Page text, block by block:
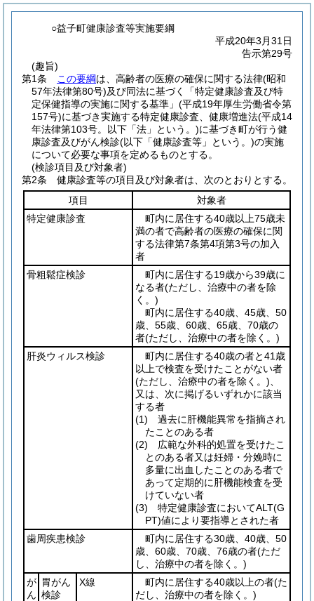
○益子町健康診査等実施要綱
平成20年3月31日
告示第29号
(趣旨)
第1条
この要綱は、高齢者の医療の確保に関する法律(昭和
57年法律第80号)及び同法に基づく「特定健康診査及び特
定保健指導の実施に関する基準」 (平成19年厚生労働省令第
157号)に基づき実施する特定健康診査、健康増進法(平成14
年法律第103号。以下「法」という。)に基づき町が行う健
康診査及びがん検診(以下「健康診査等」という。)の実施
について必要な事項を定めるものとする。
(検診項目及び対象者)
第2条
健康診査等の項目及び対象者は、次のとおりとする。
項目
対象者
特定健康診査
町内に居住する40歳以上75歳未
満の者で高齢者の医療の確保に関
する法律第7条第4項第3号の加入
者
骨粗鬆症検診
町内に居住する19歳から39歳に
なる者(ただし、治療中の者を除
く。)
町内に居住する40歳、45歳、50
歳、55歳、60歳、65歳、70歳の
者(ただし、治療中の者を除く。)
肝炎ウィルス検診
町内に居住する40歳の者と41歳
以上で検査を受けたことがない者
(ただし、治療中の者を除く。)
又は、次に掲げるいずれかに該当
する者
(1) 過去に肝機能異常を指摘され
たことのある者
(2) 広範な外科的処置を受けたこ
とのある者又は妊婦・分娩時に
多量に出血したことのある者で
あって定期的に肝機能検査を受
けていない者
(3) 特定健康診査においてALT(G
PT)値により要指導とされた者
歯周疾患検診
町内に居住する30歳、40歳、50
歳、60歳、70歳、76歳の者(ただ
し、治療中の者を除く。)
が
ん
胃がん
検診
X線 町内に居住する40歳以上の者(た
だし、治療中の者を除く。)